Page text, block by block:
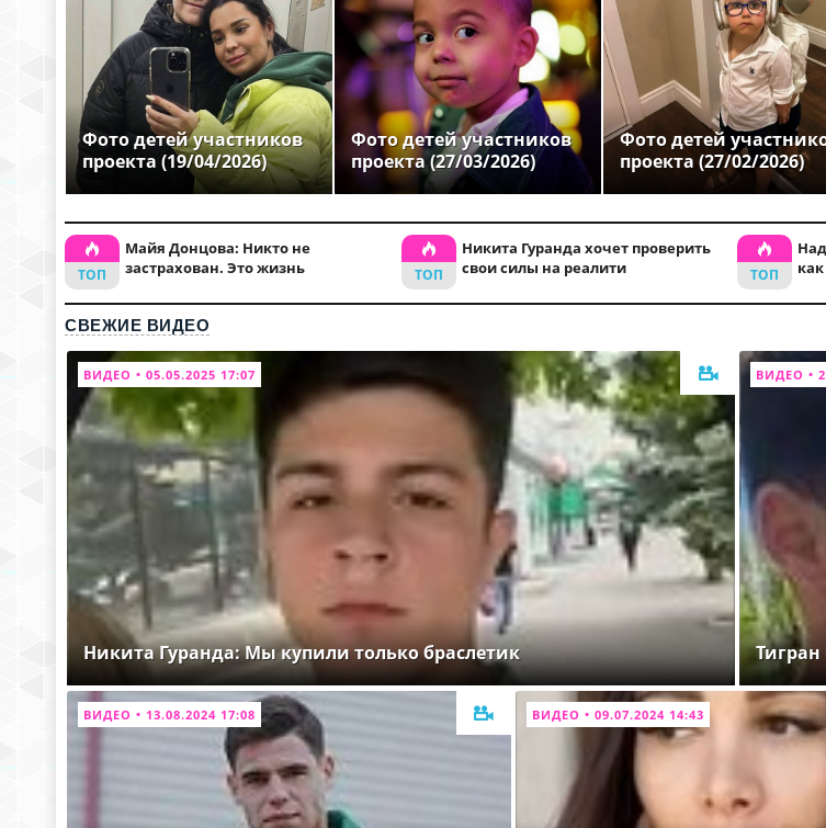
Фото детей участников
проекта (19/04/2026)
Фото детей участников
проекта (27/03/2026)
Фото детей
проекта (27/02/2026)
Майя Донцова: Никто не
застрахован. Это жизнь
Никита Гуранда хочет проверить
свои силы на реалити
СВЕЖИЕ ВИДЕО
ВИДЕО • 05.05.2025 17:07
Никита Гуранда: Мы купили только браслетик
ВИДЕО •
ВИДЕО • 13.08.2024 17:08 ВИДЕО • 09.07.2024 14:43